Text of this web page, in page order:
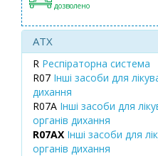
дозволено
ATX
R Респіраторна система
R07 Інші засоби для
дихання
R07A Інші засоби для
органів дихання
R07AX Інші засоби для
органів дихання